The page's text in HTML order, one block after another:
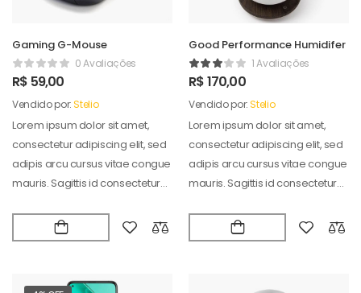
Gaming G-Mouse
0 Avaliações
R$ 59,00
Vendido por:Stelio
Lorem ipsum dolor sit amet,
consectetur adipiscing elit, sed
adipis arcu cursus vitae congue
mauris. Sagittis id consectetur
Good Performance Humidifer
1 Avaliações
R$170,00
Vendido por:Stelio
Lorem ipsum dolor sit amet,
consectetur adipiscing elit, sed
adipis arcu cursus vitae congue
mauris. Sagittis id consectetur